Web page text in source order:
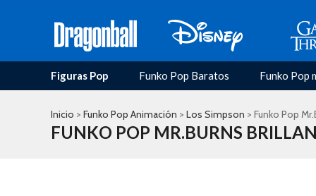
Figuras Pop Funko Pop Baratos Funko Pop
Inicio > Funko Pop Animación > Los Simpson > Funko Pop
FUNKO POP MR.BURNS